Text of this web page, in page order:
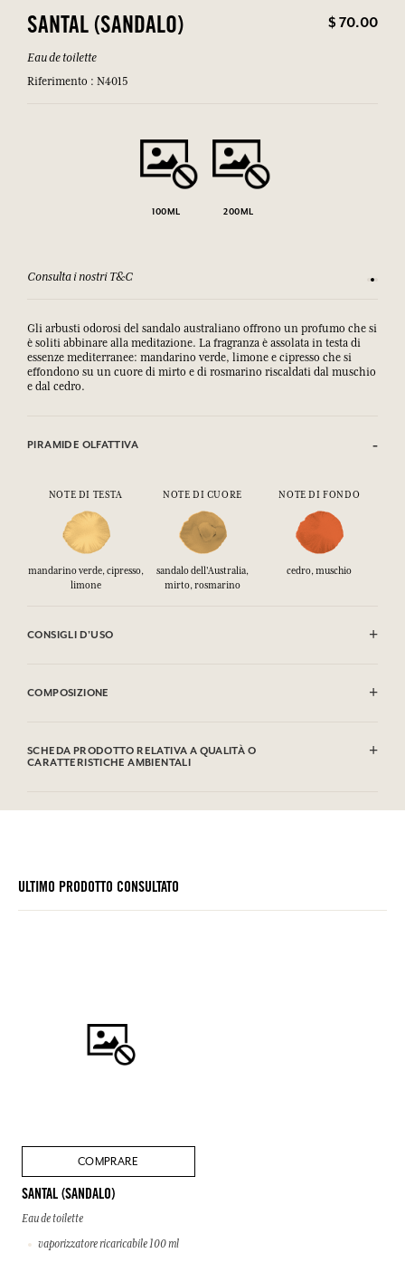
SANTAL (SANDALO) $ 70.00
Eau de toilette
Riferimento : N4015
100ML 200ML
Consulta i nostri T&C
Gli arbusti odorosi del sandalo australiano offrono un profumo che si
è soliti abbinare alla meditazione. La fragranza è assolata in testa di
essenze mediterranee: mandarino verde, limone e cipresso che si
effondono su un cuore di mirto e di rosmarino riscaldati dal muschio
e dal cedro.
PIRAMIDE OLFATTIVA
NOTE DI TESTA NOTE DI CUORE NOTE DI FONDO
mandarino verde, cipresso,
limone
sandalo dell'Australia,
mirto, rosmarino
cedro, muschio
CONSIGLI D'USO
COMPOSIZIONE
Limonene, Linalool, Coumarin, Farnesol, Geraniol, Citral. Questa
lista può essere oggetto di modifiche, si prega di conservare
SCHEDA PRODOTTO RELATIVA A QUALITÀ O
CARATTERISTICHE AMBIENTALI
Si prega di consultare le qualità o le caratteristiche ambientali
ULTIMO PRODOTTO CONSULTATO
COMPRARE
SANTAL (SANDALO)
Eau de toilette
vaporizzatore ricaricabile 100 ml